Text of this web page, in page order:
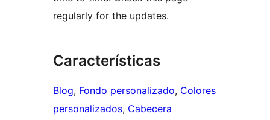
regularly for the updates.
Características
Blog, Fondo personalizado, Colores
personalizados, Cabecera